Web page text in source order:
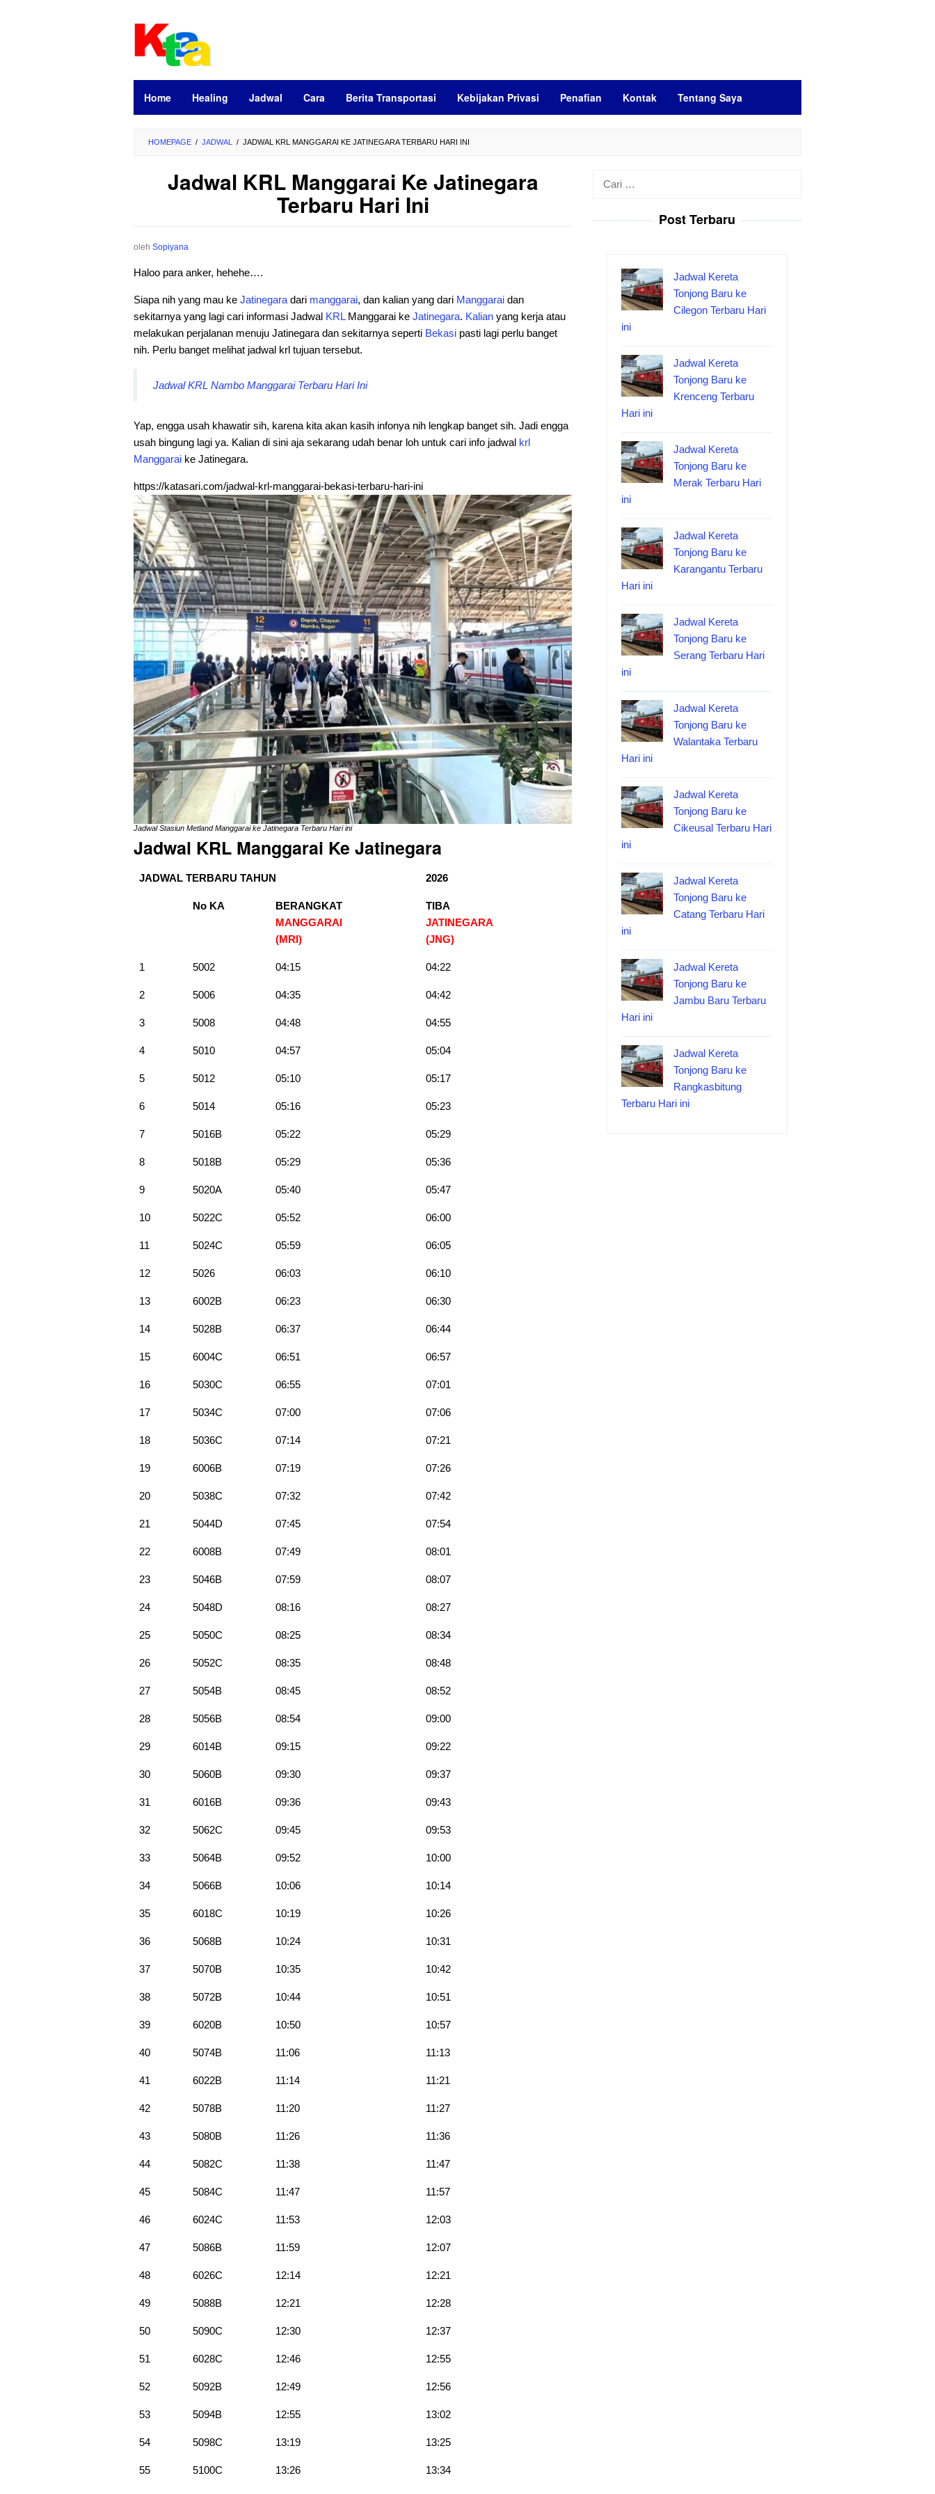
Home Healing Jadwal Cara Berita Transportasi Kebijakan Privasi Penafian Kontak Tentang Saya
HOMEPAGE / JADWAL / JADWAL KRL MANGGARAI KE JATINEGARA TERBARU HARI INI
Jadwal KRL Manggarai Ke Jatinegara
Terbaru Hari Ini
oleh Sopiyana
Haloo para anker, hehehe….
Siapa nih yang mau ke Jatinegara dari manggarai, dan kalian yang dari Manggarai dan
sekitarnya yang lagi cari informasi Jadwal KRLManggarai ke Jatinegara. Kalian yang kerja atau
melakukan perjalanan menuju Jatinegara dan sekitarnya seperti Bekasi pasti lagi perlu banget
nih. Perlu banget melihat jadwal krl tujuan tersebut.
Jadwal KRL Nambo Manggarai Terbaru Hari Ini
Yap, engga usah khawatir sih, karena kita akan kasih infonya nih lengkap banget sih. Jadi engga
usah bingung lagi ya. Kalian di sini aja sekarang udah benar loh untuk cari info jadwal krl
Manggarai ke Jatinegara.
https://katasari.com/jadwal-krl-manggarai-bekasi-terbaru-hari-ini
Jadwal Stasiun Metland Manggarai ke Jatinegara Terbaru Hari ini
Jadwal KRL Manggarai Ke Jatinegara
JADWAL TERBARU TAHUN 2026
No KA
BERANGKAT
MANGGARAI
(MRI)
TIBA
JATINEGARA
(JNG)
1 5002 04:15 04:22
2 5006 04:35 04:42
3 5008 04:48 04:55
4 5010 04:57 05:04
5 5012 05:10 05:17
6 5014 05:16 05:23
7 5016B 05:22 05:29
8 5018B 05:29 05:36
9 5020A 05:40 05:47
10 5022C 05:52 06:00
11 5024C 05:59 06:05
12 5026 06:03 06:10
13 6002B 06:23 06:30
14 5028B 06:37 06:44
15 6004C 06:51 06:57
16 5030C 06:55 07:01
17 5034C 07:00 07:06
18 5036C 07:14 07:21
19 6006B 07:19 07:26
20 5038C 07:32 07:42
21 5044D 07:45 07:54
22 6008B 07:49 08:01
23 5046B 07:59 08:07
24 5048D 08:16 08:27
25 5050C 08:25 08:34
26 5052C 08:35 08:48
27 5054B 08:45 08:52
28 5056B 08:54 09:00
29 6014B 09:15 09:22
30 5060B 09:30 09:37
31 6016B 09:36 09:43
32 5062C 09:45 09:53
33 5064B 09:52 10:00
34 5066B 10:06 10:14
35 6018C 10:19 10:26
36 5068B 10:24 10:31
37 5070B 10:35 10:42
38 5072B 10:44 10:51
39 6020B 10:50 10:57
40 5074B 11:06 11:13
41 6022B 11:14 11:21
42 5078B 11:20 11:27
43 5080B 11:26 11:36
44 5082C 11:38 11:47
45 5084C 11:47 11:57
46 6024C 11:53 12:03
47 5086B 11:59 12:07
48 6026C 12:14 12:21
49 5088B 12:21 12:28
50 5090C 12:30 12:37
51 6028C 12:46 12:55
52 5092B 12:49 12:56
53 5094B 12:55 13:02
54 5098C 13:19 13:25
55 5100C 13:26 13:34
Post Terbaru
Jadwal Kereta
Tonjong Baru ke
Cilegon Terbaru Hari
ini
Jadwal Kereta
Tonjong Baru ke
Krenceng Terbaru
Hari ini
Jadwal Kereta
Tonjong Baru ke
Merak Terbaru Hari
ini
Jadwal Kereta
Tonjong Baru ke
Karangantu Terbaru
Hari ini
Jadwal Kereta
Tonjong Baru ke
Serang Terbaru Hari
ini
Jadwal Kereta
Tonjong Baru ke
Walantaka Terbaru
Hari ini
Jadwal Kereta
Tonjong Baru ke
Cikeusal Terbaru Hari
ini
Jadwal Kereta
Tonjong Baru ke
Catang Terbaru Hari
ini
Jadwal Kereta
Tonjong Baru ke
Jambu Baru Terbaru
Hari ini
Jadwal Kereta
Tonjong Baru ke
Rangkasbitung
Terbaru Hari ini